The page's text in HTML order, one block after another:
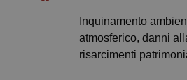
Inquinamento
atmosferico, danni
risarcimenti
CookieScriptConsent